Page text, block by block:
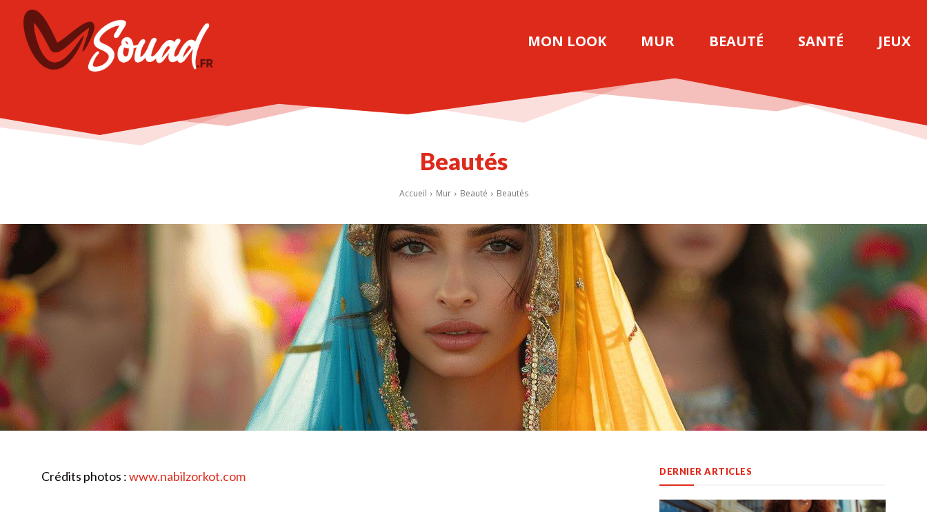
MON LOOK MUR BEAUTÉ SANTÉ JEUX
Beautés
Accueil Mur Beauté Beautés
Crédits photos :www.nabilzorkot.com DERNIER ARTICLES